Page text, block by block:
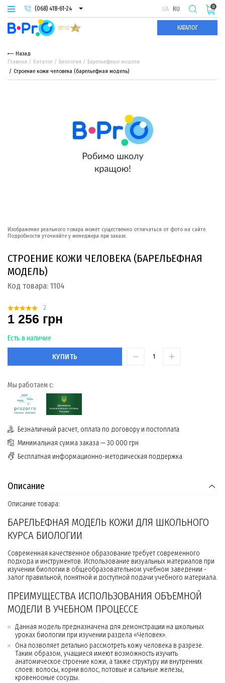
(068) 418-61-24
(093) 974-66-94
(095) 987-29-55
UA RU
КАТАЛОГ
0
Назад
Главная
Каталог Биология
Барельефные модели
Строение кожи человека (барельефная модель)
Изображение реального товара может существенно отличаться от фото на сайте.
Подробности уточняйте у менеджера при заказе.
СТРОЕНИЕ КОЖИ ЧЕЛОВЕКА (БАРЕЛЬЕФНАЯ
МОДЕЛЬ)
Код товара: 1104
2
1 256 грн
Есть в наличие
КУПИТЬ
Мы работаем с:
Безналичный расчет, оплата по договору и постоплата
Минимальная сумма заказа — 30 000 грн
Бесплатная информационно-методическая поддержка
Описание
Описание товара:
БАРЕЛЬЕФНАЯ МОДЕЛЬ КОЖИ ДЛЯ ШКОЛЬНОГО
КУРСА БИОЛОГИИ
Современная качественное образование требует современного
подхода и инструментов. Использование визуальных материалов при
изучении биологии в общеобразовательном учебном заведении -
залог правильной, понятной и доступной подачи учебного материала.
ПРЕИМУЩЕСТВА ИСПОЛЬЗОВАНИЯ ОБЪЕМНОЙ
МОДЕЛИ В УЧЕБНОМ ПРОЦЕССЕ
Данная модель предназначена для демонстрации на школьных
уроках биологии при изучении раздела «Человек».
Она позволяет детально рассмотреть кожу человека в разрезе.
Таким образом, учащиеся имеют возможность изучить
анатомическое строение кожи, а также структуру ии внутренних
слоев: волосы, корни волос, потовые и сальные железы,
кровеносные сосуды.